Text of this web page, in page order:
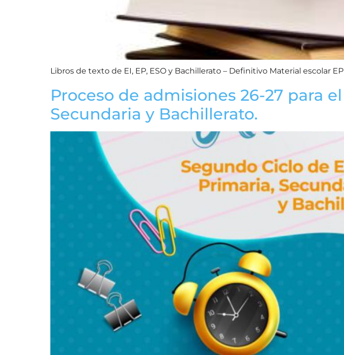
Libros de texto de EI, EP, ESO y Bachillerato – Definitivo Material escolar
Proceso de admisiones 26-27 para
Secundaria y Bachillerato.